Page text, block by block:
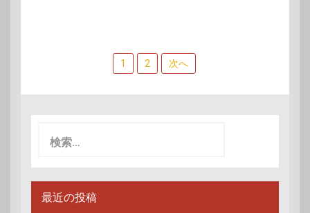
ナ
ビ
ゲ
ー
シ
1 2 次へ
最近の投稿